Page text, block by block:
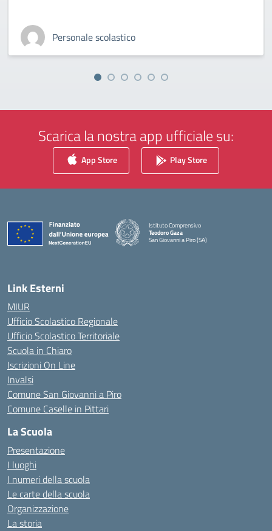
Personale scolastico
Scarica la nostra app ufficiale su:
App Store Play Store
Istituto Comprensivo
Teodoro Gaza
San Giovanni a Piro (SA)
Link Esterni
MIUR
Ufficio Scolastico Regionale
Ufficio Scolastico Territoriale
Scuola in Chiaro
Iscrizioni On Line
Invalsi
Comune San Giovanni a Piro
Comune Caselle in Pittari
La Scuola
Presentazione
I luoghi
I numeri della scuola
Le carte della scuola
Organizzazione
La storia